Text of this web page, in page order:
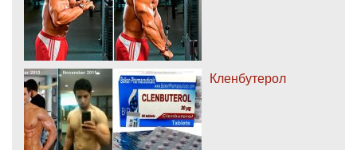
Кленбутерол